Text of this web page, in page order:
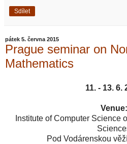
Sdílet
pátek 5. června 2015
Prague seminar on
Mathematics
11. - 13. 6.
Venue:
Institute of Computer Science
Pod Vodárenskou